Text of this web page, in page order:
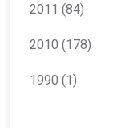
2011 (84)
2010 (178)
1990 (1)